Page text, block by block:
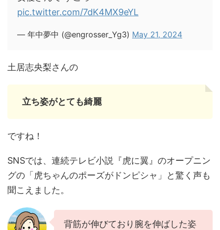
pic.twitter.com/7dK4MX9eYL
— 年中夢中 (@engrosser_Yg3) May 21, 2024
土居志央梨さんの
立ち姿がとても綺麗
ですね！
SNSでは、連続テレビ小説『虎に翼』のオープニン
グの「虎ちゃんのポーズがドンピシャ」と驚く声も
聞こえました。
背筋が伸びており腕を伸ばした姿